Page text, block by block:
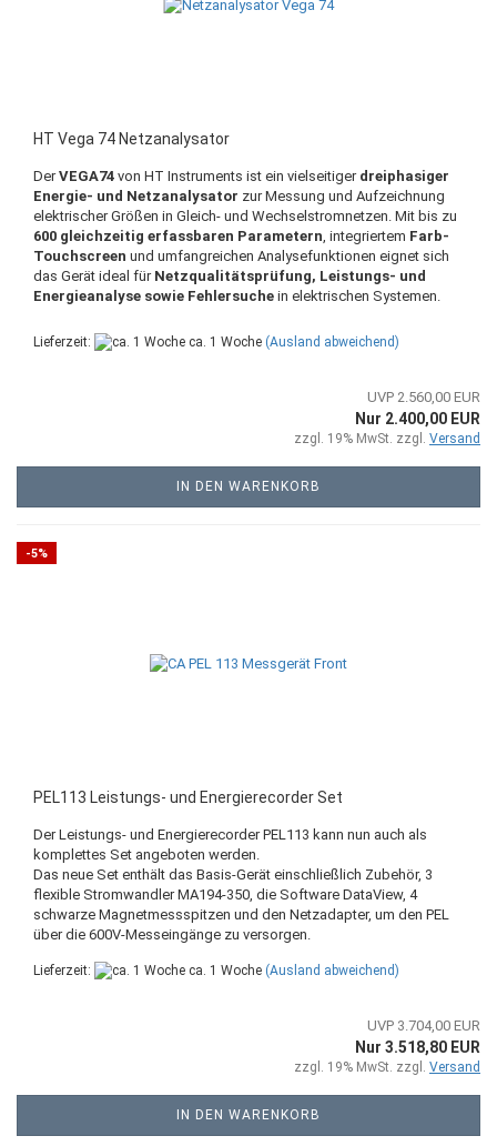
HT Vega 74 Netzanalysator
DerVEGA74 von HT Instruments ist ein vielseitiger dreiphasiger
Energie- und Netzanalysator zur Messung und Aufzeichnung
elektrischer Größen in Gleich- und Wechselstromnetzen. Mit bis zu
600 gleichzeitig erfassbaren Parametern , integriertem Farb-
Touchscreen und umfangreichen Analysefunktionen eignet sich
das Gerät ideal für Netzqualitätsprüfung, Leistungs- und
Energieanalyse sowie Fehlersuche in elektrischen Systemen.
Lieferzeit: ca. 1 Woche (Ausland abweichend)
UVP 2.560,00 EUR
Nur 2.400,00 EUR
zzgl. 19% MwSt. zzgl. Versand
IN DEN WARENKORB
-5%
PEL113 Leistungs- und Energierecorder Set
Der Leistungs- und Energierecorder PEL113 kann nun auch als
komplettes Set angeboten werden.
Das neue Set enthält das Basis-Gerät einschließlich Zubehör, 3
flexible Stromwandler MA194-350, die Software DataView, 4
schwarze Magnetmessspitzen und den Netzadapter, um den PEL
über die 600V-Messeingänge zu versorgen.
Lieferzeit: ca. 1 Woche (Ausland abweichend)
UVP 3.704,00 EUR
Nur 3.518,80 EUR
zzgl. 19% MwSt. zzgl. Versand
IN DEN WARENKORB